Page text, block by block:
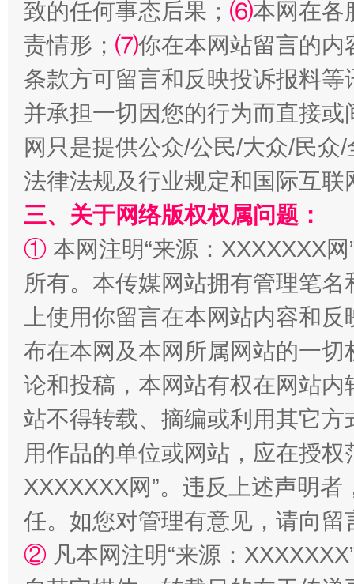
全民健身五年计划来了！等你上场
国家大学科技园优化重塑工作
致的任何事态后果； ⑹本网在各
责情形； ⑺你在本网站留言的内
条款方可留言和反映投诉报料
并承担一切因您的行为而直接
网只是提供公众/公民/大众/民
法律法规及行业规定和国际互
三、关于网络版权权属问题：
① 本网注明“来源：XXXXXXX
所有。本传媒网站拥有管理笔
上使用你留言在本网站内容和
布在本网及本网所属网站的一
论和投稿，本网站有权在网站
站不得转载、摘编或利用其它
用作品的单位或网站，应在授
XXXXXXX网”。违反上述声明
任。如您对管理有意见，请向
② 凡本网注明“来源：